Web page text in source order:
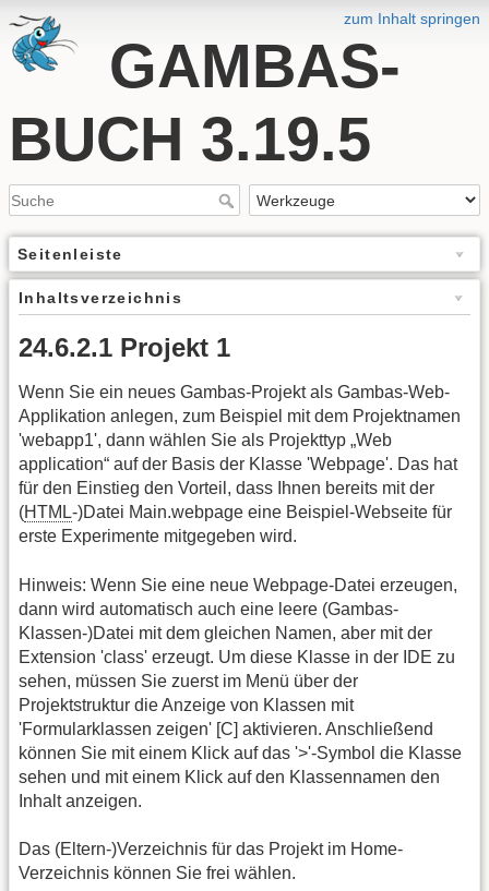
zum Inhalt springen
GAMBAS-
BUCH 3.19.5
Seitenleiste
Inhaltsverzeichnis
24.6.2.1 Projekt 1
Wenn Sie ein neues Gambas-Projekt als Gambas-Web-
Applikation anlegen, zum Beispiel mit dem Projektnamen
'webapp1', dann wählen Sie als Projekttyp „Web
application“ auf der Basis der Klasse 'Webpage'. Das hat
für den Einstieg den Vorteil, dass Ihnen bereits mit der
(HTML-)Datei Main.webpage eine Beispiel-Webseite für
erste Experimente mitgegeben wird.
Hinweis: Wenn Sie eine neue Webpage-Datei erzeugen,
dann wird automatisch auch eine leere (Gambas-
Klassen-)Datei mit dem gleichen Namen, aber mit der
Extension 'class' erzeugt. Um diese Klasse in der IDE zu
sehen, müssen Sie zuerst im Menü über der
Projektstruktur die Anzeige von Klassen mit
'Formularklassen zeigen' [C] aktivieren. Anschließend
können Sie mit einem Klick auf das '>'-Symbol die Klasse
sehen und mit einem Klick auf den Klassennamen den
Inhalt anzeigen.
Das (Eltern-)Verzeichnis für das Projekt im Home-
Verzeichnis können Sie frei wählen.